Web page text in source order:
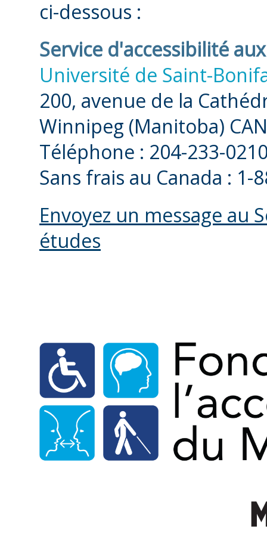
ci-dessous :
Service d'accessibilité
Université de Saint-
200, avenue de la
Winnipeg (Manitoba)
Téléphone : 204-233-
Sans frais au Canada : 1-
Envoyez un message au
études